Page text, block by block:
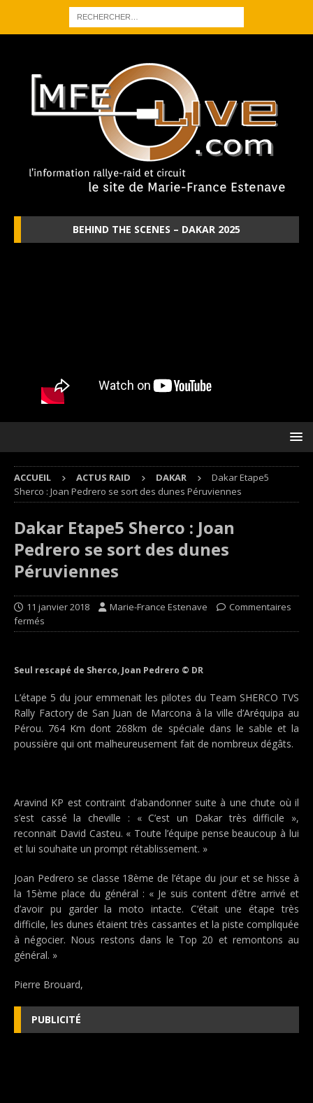
BEHIND THE SCENES – DAKAR 2025
ACCUEIL ACTUS RAID DAKAR
Dakar Etape5
Sherco : Joan Pedrero se sort des dunes Péruviennes
Dakar Etape5 Sherco : Joan
Pedrero se sort des dunes
Péruviennes
11 janvier 2018 Marie-France Estenave
Commentaires
fermés
Seul rescapé de Sherco, Joan Pedrero © DR
L’étape 5 du jour emmenait les pilotes du Team SHERCO TVS
Rally Factory de San Juan de Marcona à la ville d’Aréquipa au
Pérou. 764 Km dont 268km de spéciale dans le sable et la
poussière qui ont malheureusement fait de nombreux dégâts.
Aravind KP est contraint d’abandonner suite à une chute où il
s’est cassé la cheville : « C’est un Dakar très difficile »,
reconnait David Casteu. « Toute l’équipe pense beaucoup à lui
et lui souhaite un prompt rétablissement. »
Joan Pedrero se classe 18ème de l’étape du jour et se hisse à
la 15ème place du général : « Je suis content d’être arrivé et
d’avoir pu garder la moto intacte. C’était une étape très
difficile, les dunes étaient très cassantes et la piste compliquée
à négocier. Nous restons dans le Top 20 et remontons au
général. »
Pierre Brouard,
PUBLICITÉ